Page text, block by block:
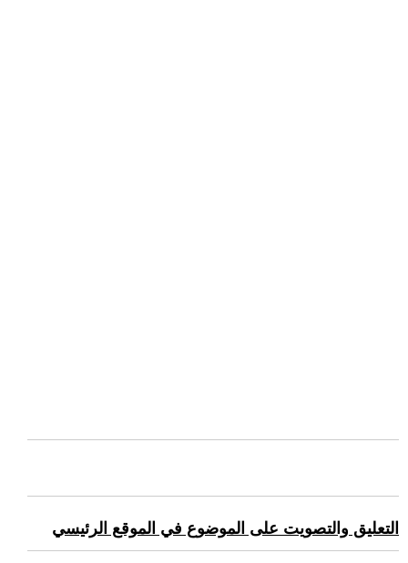
التعليق والتصويت على الموضوع في الموقع الرئيسي